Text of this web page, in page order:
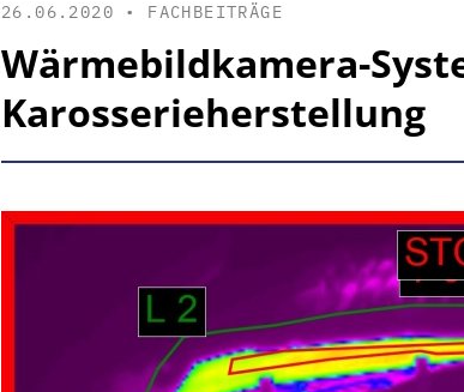
26.06.2020 • FACHBEITRÄGE
Wärmebild­kamera-
Karosserieherstellung